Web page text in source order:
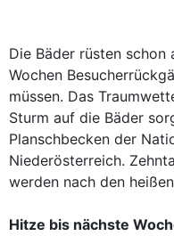
Die Bäder rüsten schon
Wochen
müssen. Das
Sturm auf die Bäder
Planschbecken der
Niederösterreich.
werden nach den
Hitze bis nächste